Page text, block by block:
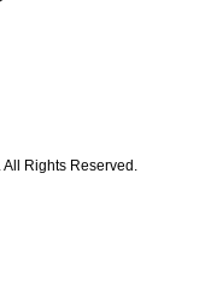
Rights Reserved.